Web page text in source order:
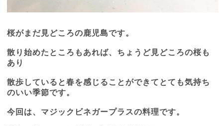
桜がまだ見どころの鹿児島です。
散り始めたところもあれば、ちょうど見どころの桜も
あり
散歩していると春を感じることができてとても気持ち
のいい季節です。
今回は、マジックビネガープラスの料理です。